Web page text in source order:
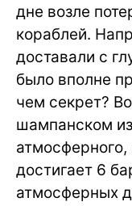
дне возле
кораблей.
доставали с
было вполне
чем секрет?
шампанском
достигает 6
атмосферных